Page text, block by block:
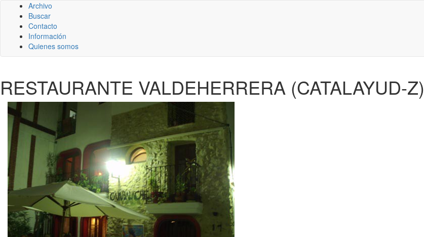
Archivo
Buscar
Contacto
Información
Quienes somos
RESTAURANTE VALDEHERRERA (CATALAYUD-Z)